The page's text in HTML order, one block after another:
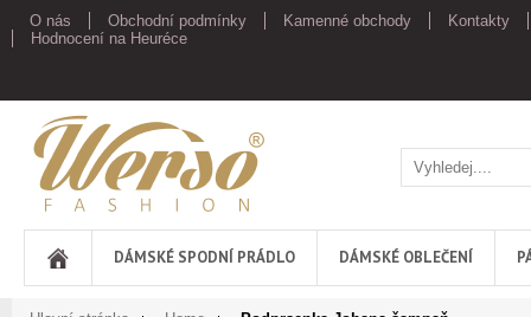
O nás Obchodní podmínky Kamenné obchody
Kontakty
Hodnocení na Heuréce
Werso
DÁMSKÉ SPODNÍ PRÁDLO DÁMSKÉ OBLEČENÍ